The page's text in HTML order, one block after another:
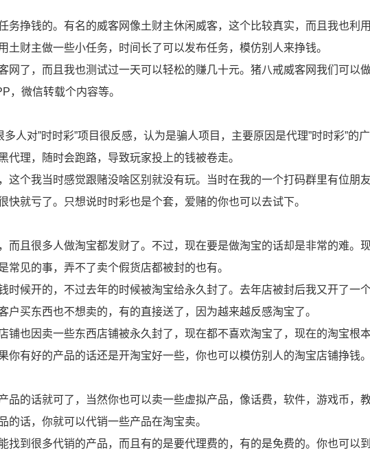
务挣钱的。有名的威客网像土财主休闲威客，这个比较真实，而且我也利
土财主做一些小任务，时间长了可以发布任务，模仿别人来挣钱。
网了，而且我也测试过一天可以轻松的赚几十元。猪八戒威客网我们可以
，微信转载个内容等。
多人对”时时彩”项目很反感，认为是骗人项目，主要原因是代理”时时彩”的
理，随时会跑路，导致玩家投上的钱被卷走。
这个我当时感觉跟赌没啥区别就没有玩。当时在我的一个打码群里有位朋
快就亏了。只想说时时彩也是个套，爱赌的你也可以去试下。
而且很多人做淘宝都发财了。不过，现在要是做淘宝的话却是非常的难。
见的事，弄不了卖个假货店都被封的也有。
时候开的，不过去年的时候被淘宝给永久封了。去年店被封后我又开了一
户买东西也不想卖的，有的直接送了，因为越来越反感淘宝了。
铺也因卖一些东西店铺被永久封了，现在都不喜欢淘宝了，现在的淘宝根
你有好的产品的话还是开淘宝好一些，你也可以模仿别人的淘宝店铺挣钱
品的话就可了，当然你也可以卖一些虚拟产品，像话费，软件，游戏币，
话，你就可以代销一些产品在淘宝卖。
找到很多代销的产品，而且有的是要代理费的，有的是免费的。你也可以